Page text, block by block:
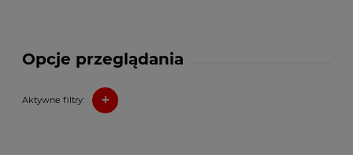
Opcje przeglądania
Aktywne filtry: +